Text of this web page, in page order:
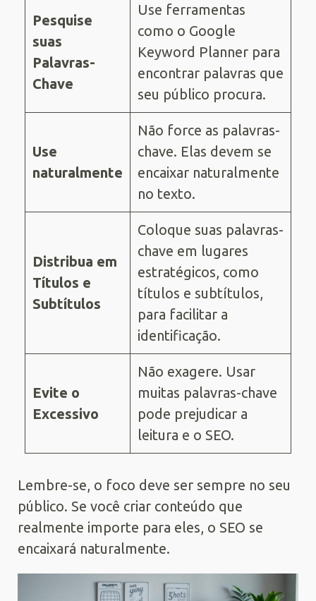
Pesquise
suas
Palavras-
Chave
Use ferramentas
como o Google
Keyword Planner para
encontrar palavras que
seu público procura.
Use
naturalmente
Não force as palavras-
chave. Elas devem se
encaixar naturalmente
no texto.
Distribua em
Títulos e
Subtítulos
Coloque suas palavras-
chave em lugares
estratégicos, como
títulos e subtítulos,
para facilitar a
identificação.
Evite o
Excessivo
Não exagere. Usar
muitas palavras-chave
pode prejudicar a
leitura e o SEO.
Lembre-se, o foco deve ser sempre no seu
público. Se você criar conteúdo que
realmente importe para eles, o SEO se
encaixará naturalmente.